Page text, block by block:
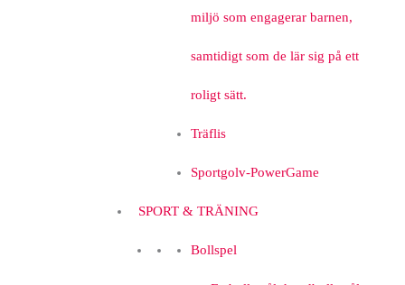
miljö som engagerar barnen,
samtidigt som de lär sig på ett
roligt sätt.
Träflis
Sportgolv-PowerGame
SPORT & TRÄNING
Bollspel